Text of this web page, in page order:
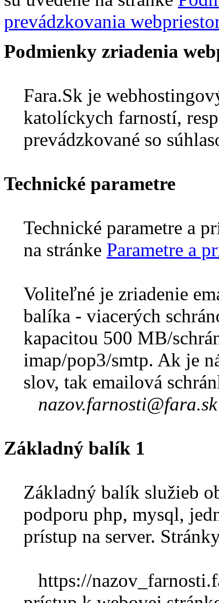
prevádzkovania
Podmienky zriadenia
Fara.Sk je
katolíckych farností,
prevádzkované so
Technické parametre
Technické parametre a
na stránke Parametre a
Voliteľné je zriadenie
balíka - viacerých
kapacitou 500 MB/
imap/pop3/smtp. Ak je
slov, tak emailová
nazov.farnosti@fara.sk
Základný balík 1
Základný balík služieb
podporu php, mysql,
prístup na server.
https://